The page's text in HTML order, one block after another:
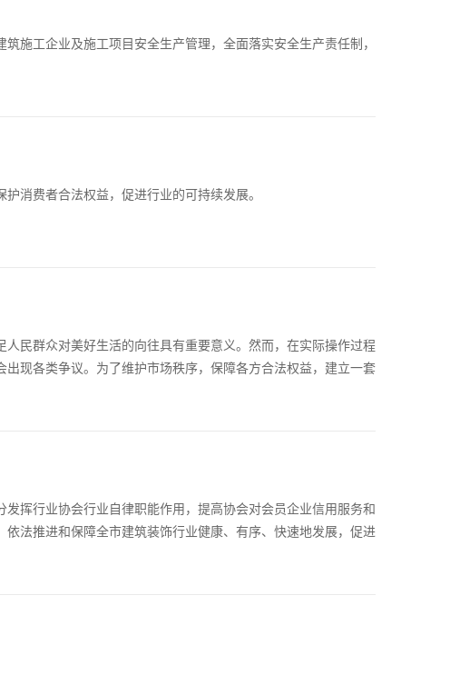
施工企业及施工项目安全生产管理，全面落实安全生产责任制，
消费者合法权益，促进行业的可持续发展。
民群众对美好生活的向往具有重要意义。然而，在实际操作过程
现各类争议。为了维护市场秩序，保障各方合法权益，建立一套
挥行业协会行业自律职能作用，提高协会对会员企业信用服务和
法推进和保障全市建筑装饰行业健康、有序、快速地发展，促进